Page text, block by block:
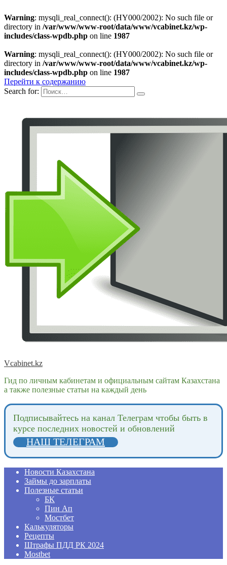
Warning: mysqli_real_connect(): (HY000/2002): No such file or
directory in /var/www/www-root/data/www/vcabinet.kz/wp-
includes/class-wpdb.php on line 1987
Warning: mysqli_real_connect(): (HY000/2002): No such file or
directory in /var/www/www-root/data/www/vcabinet.kz/wp-
includes/class-wpdb.php on line 1987
Перейти к содержанию
Search for:
Vcabinet.kz
Гид по личным кабинетам и официальным сайтам Казахстана
а также полезные статьи на каждый день
Подпиcывайтесь на канал Телеграм чтобы быть в
курсе последних новостей и обновлений
НАШ ТЕЛЕГРАМ
Новости Казахстана
Займы до зарплаты
Полезные статьи
БК
Пин Ап
Мостбет
Калькуляторы
Рецепты
Штрафы ПДД РК 2024
Mostbet